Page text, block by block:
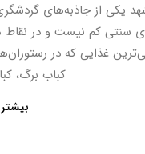
یکی از جاذبه‌های
سنتی کم نیست و در
غذایی که در
کباب برگ،